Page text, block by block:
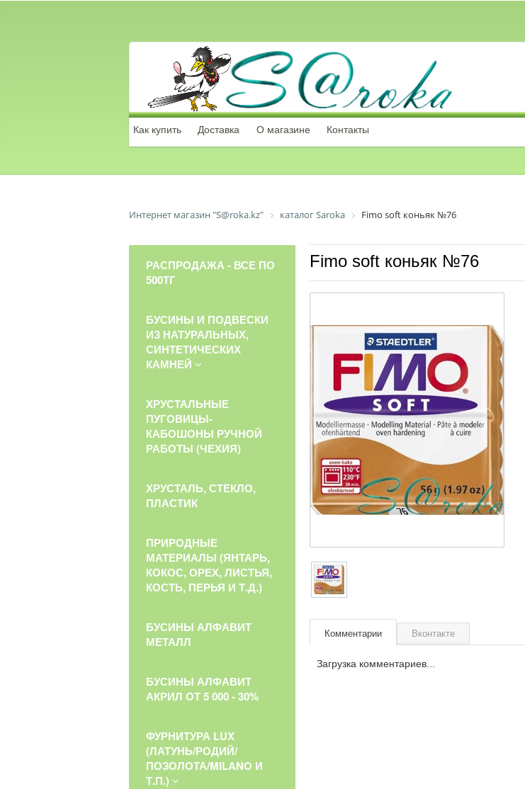
Как купить Доставка О магазине Контакты
Интернет магазин "S@roka.kz" каталог Saroka Fimo soft коньяк №76
Fimo soft коньяк №76
Комментарии Вконтакте
Загрузка комментариев...
РАСПРОДАЖА - ВСЕ ПО
500ТГ
БУСИНЫ И ПОДВЕСКИ
ИЗ НАТУРАЛЬНЫХ,
СИНТЕТИЧЕСКИХ
КАМНЕЙ
ХРУСТАЛЬНЫЕ
ПУГОВИЦЫ-
КАБОШОНЫ РУЧНОЙ
РАБОТЫ (ЧЕХИЯ)
ХРУСТАЛЬ, СТЕКЛО,
ПЛАСТИК
ПРИРОДНЫЕ
МАТЕРИАЛЫ (ЯНТАРЬ,
КОКОС, ОРЕХ, ЛИСТЬЯ,
КОСТЬ, ПЕРЬЯ И Т.Д.)
БУСИНЫ АЛФАВИТ
МЕТАЛЛ
БУСИНЫ АЛФАВИТ
АКРИЛ ОТ 5 000 - 30%
ФУРНИТУРА LUX
(ЛАТУНЬ/РОДИЙ/
ПОЗОЛОТА/MILANO И
Т.П.)